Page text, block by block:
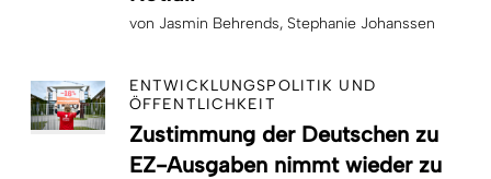
von Jasmin Behrends Stephanie Johanssen
ENTWICKLUNGSPOLITIK UND
ÖFFENTLICHKEIT
Zustimmung der Deutschen zu
EZ-Ausgaben nimmt wieder zu